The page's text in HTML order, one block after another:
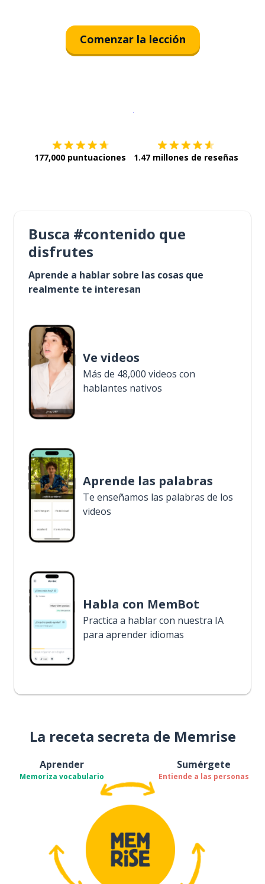
Comenzar la lección
177,000 puntuaciones 1.47 millones de reseñas
Busca #contenido que
disfrutes
Aprende a hablar sobre las cosas que
realmente te interesan
Ve videos
Más de 48,000 videos con
hablantes nativos
Aprende las palabras
Te enseñamos las palabras de los
videos
Habla con MemBot
Practica a hablar con nuestra IA
para aprender idiomas
La receta secreta de Memrise
Aprender
Memoriza vocabulario
Sumérgete
Entiende a las personas